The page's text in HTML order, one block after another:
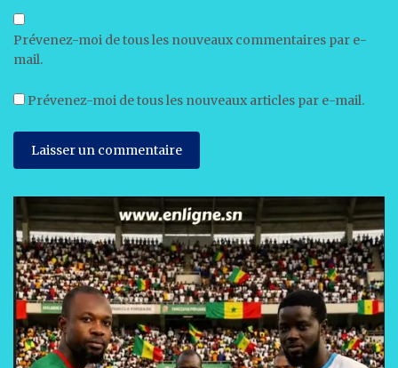
Prévenez-moi de tous les nouveaux commentaires par e-
mail.
Prévenez-moi de tous les nouveaux articles par e-mail.